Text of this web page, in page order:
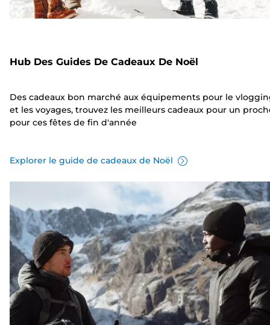
Hub Des Guides De Cadeaux De Noël
Des cadeaux bon marché aux équipements pour le
et les voyages, trouvez les meilleurs cadeaux pour un
pour ces fêtes de fin d'année
Explorer le guide de cadeaux de Noël